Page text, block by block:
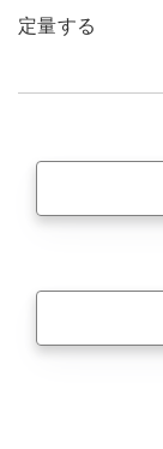
定量する